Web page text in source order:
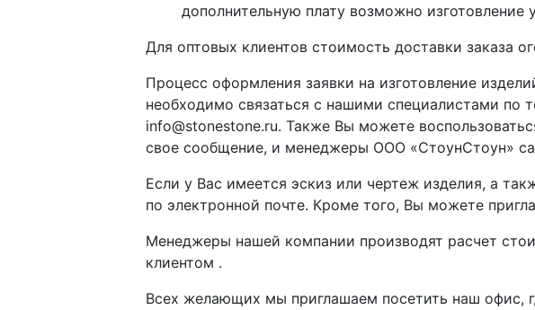
дополнительную плату возможно
Для оптовых клиентов стоимость доставки заказа
Процесс оформления заявки на изготовление
необходимо связаться с нашими специалистами по
info@stonestone.ru. Также Вы можете
свое сообщение, и менеджеры ООО «СтоунСтоун»
Если у Вас имеется эскиз или чертеж изделия, а
по электронной почте. Кроме того, Вы можете
Менеджеры нашей компании производят расчет
клиентом .
Всех желающих мы приглашаем посетить наш офис,